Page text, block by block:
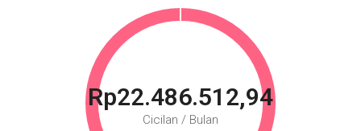
Rp22.486.512,94
Cicilan / Bulan